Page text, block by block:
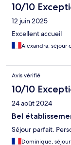
10/10
12 juin 2025
Excellent accueil
Alexandra, séjour
Avis vérifié
10/10
24 août 2024
Bel
Séjour parfait.
Dominique,